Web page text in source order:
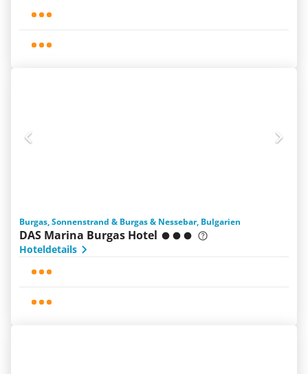
Burgas, Sonnenstrand & Burgas & Nessebar, Bulgarien
DAS Marina Burgas Hotel
Hoteldetails